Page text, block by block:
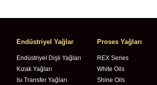
Endüstriyel Yağlar
Endüstriyel Dişli Yağları
Kızak Yağları
Isı Transfer Yağları
Proses Yağları
REX Series
White Oils
Shine Oils